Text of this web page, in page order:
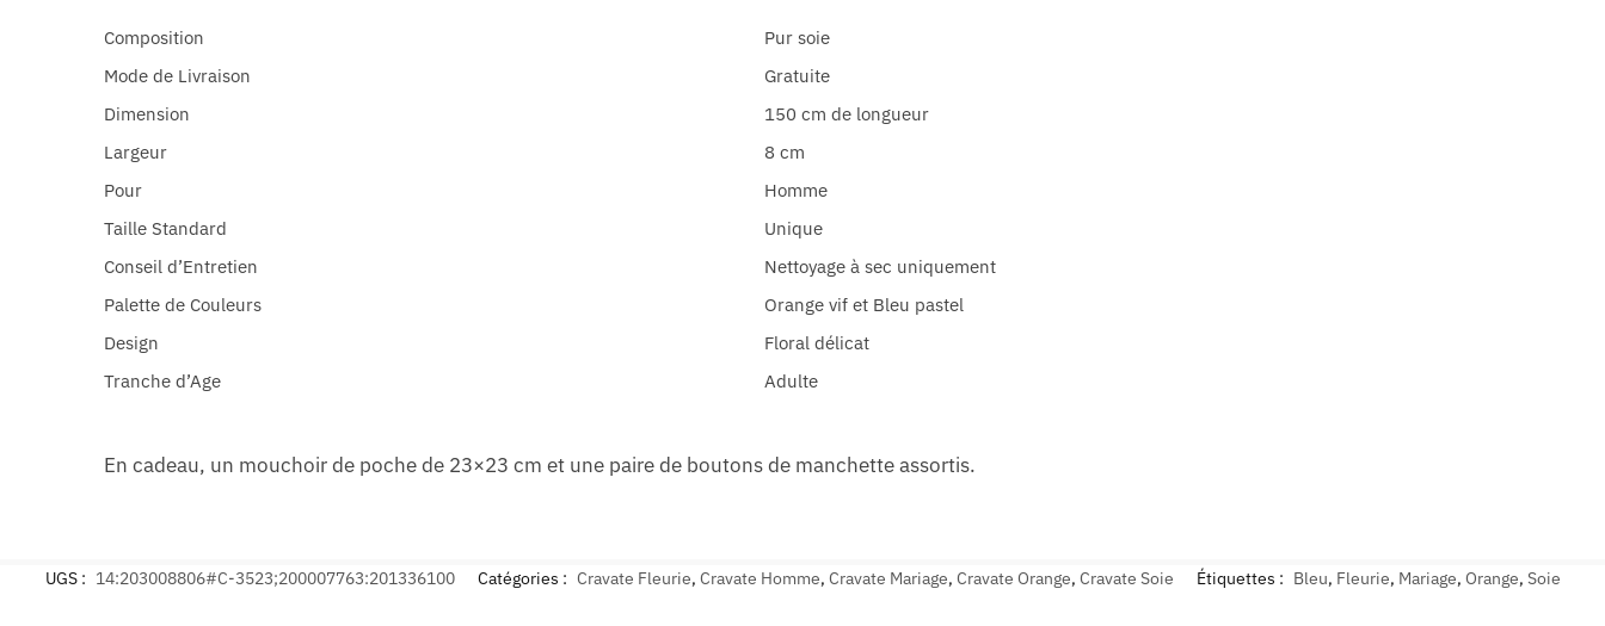
Composition
Pur soie
Mode de Livraison
Gratuite
Dimension
150 cm de longueur
Largeur
8 cm
Pour
Homme
Taille Standard
Unique
Conseil d’Entretien
Nettoyage à sec uniquement
Palette de Couleurs
Orange vif et Bleu pastel
Design
Floral délicat
Tranche d’Age
Adulte
En cadeau, un mouchoir de poche de 23×23 cm et une paire de boutons de manchette assortis.
UGS : 14:203008806#C-3523;200007763:201336100 Catégories : Cravate Fleurie, Cravate Homme, Cravate Mariage, Cravate Orange, Cravate Soie Étiquettes : Bleu, Fleurie, Mariage, Orange, Soie